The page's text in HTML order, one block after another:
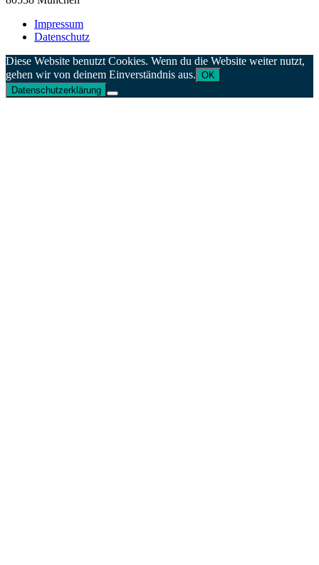
Impressum
Datenschutz
Diese Website benutzt Cookies. Wenn du die Website weiter nutzt,
gehen wir von deinem Einverständnis aus. OK
Datenschutzerklärung